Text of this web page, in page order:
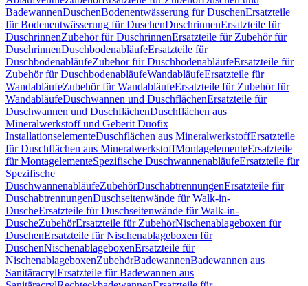
BadewannenDuschenBodenentwässerung für DuschenErsatzteile
für Bodenentwässerung für DuschenDuschrinnenErsatzteile für
DuschrinnenZubehör für DuschrinnenErsatzteile für Zubehör für
DuschrinnenDuschbodenabläufeErsatzteile für
DuschbodenabläufeZubehör für DuschbodenabläufeErsatzteile für
Zubehör für DuschbodenabläufeWandabläufeErsatzteile für
WandabläufeZubehör für WandabläufeErsatzteile für Zubehör für
WandabläufeDuschwannen und DuschflächenErsatzteile für
Duschwannen und DuschflächenDuschflächen aus
Mineralwerkstoff und Geberit Duofix
InstallationselementeDuschflächen aus MineralwerkstoffErsatzteile
für Duschflächen aus MineralwerkstoffMontagelementeErsatzteile
für MontagelementeSpezifische DuschwannenabläufeErsatzteile für
Spezifische
DuschwannenabläufeZubehörDuschabtrennungenErsatzteile für
DuschabtrennungenDuschseitenwände für Walk-in-
DuscheErsatzteile für Duschseitenwände für Walk-in-
DuscheZubehörErsatzteile für ZubehörNischenablageboxen für
DuschenErsatzteile für Nischenablageboxen für
DuschenNischenablageboxenErsatzteile für
NischenablageboxenZubehörBadewannenBadewannen aus
SanitäracrylErsatzteile für Badewannen aus